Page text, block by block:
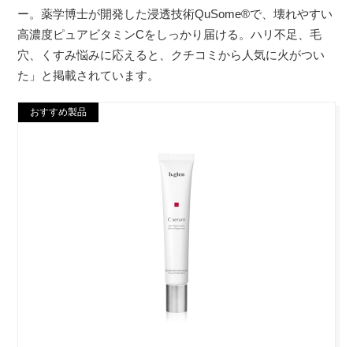
ー。薬学博士が開発した浸透技術QuSome®︎で、壊れやすい
高濃度ピュアビタミンCをしっかり届ける。ハリ不足、毛
穴、くすみ悩みに応えると、クチコミから人気に火がつい
た」と掲載されています。
おすすめ製品